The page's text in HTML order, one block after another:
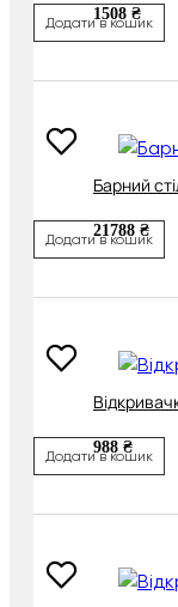
1508 ₴
Додати в кошик
Барний
21788 ₴
Додати в кошик
988 ₴
Додати в кошик